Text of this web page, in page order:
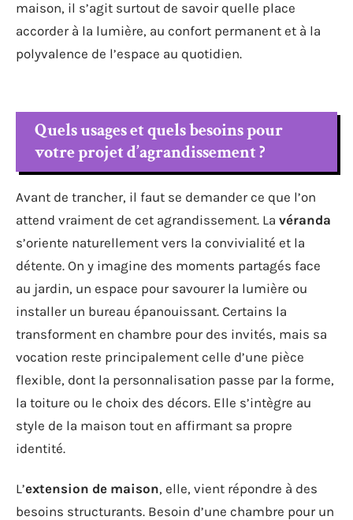
maison, il s’agit surtout de savoir quelle place
accorder à la lumière, au confort permanent et à la
polyvalence de l’espace au quotidien.
Quels usages et quels besoins pour
votre projet d’agrandissement ?
Avant de trancher, il faut se demander ce que l’on
attend vraiment de cet agrandissement. La véranda
s’oriente naturellement vers la convivialité et la
détente. On y imagine des moments partagés face
au jardin, un espace pour savourer la lumière ou
installer un bureau épanouissant. Certains la
transforment en chambre pour des invités, mais sa
vocation reste principalement celle d’une pièce
flexible, dont la personnalisation passe par la forme,
la toiture ou le choix des décors. Elle s’intègre au
style de la maison tout en affirmant sa propre
identité.
L’extension de maison, elle, vient répondre à des
besoins structurants. Besoin d’une chambre pour un